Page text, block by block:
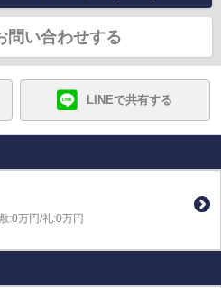
問い合わせする
LINEで共有する
:0万円/礼:0万円